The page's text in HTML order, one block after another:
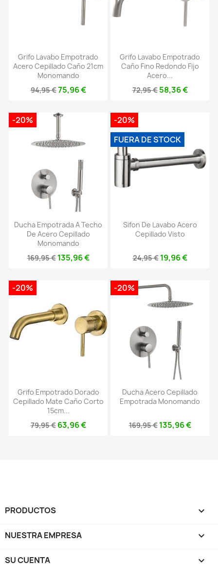
Grifo Lavabo Empotrado
Acero Cepillado Caño 21cm
Monomando
94,95 €75,96 €
Grifo Lavabo Empotrado
Caño Fino Redondo Fijo
Acero...
72,95 € 58,36 €
Ducha Empotrada A Techo
De Acero Cepillado
Monomando
169,95 € 135,96 €
-20%
Sifon De Lavabo Acero
Cepillado Visto
24,95 € 19,96 €
-20%
FUERA DE STOCK
Grifo Empotrado Dorado
Cepillado Mate Caño Corto
15cm...
79,95 € 63,96 €
-20%
Ducha Acero Cepillado
Empotrada Monomando
169,95 € 135,96 €
-20%
PRODUCTOS 
NUESTRA EMPRESA 
SU CUENTA 